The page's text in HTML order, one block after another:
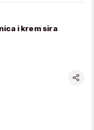
i krem sira